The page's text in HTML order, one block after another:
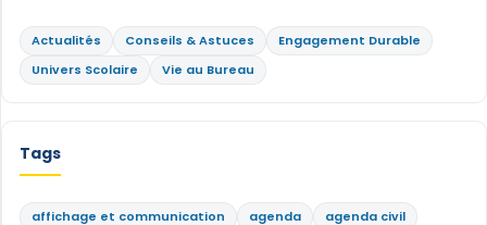
Actualités Conseils & Astuces
Engagement Durable
Univers Scolaire
Vie au Bureau
Tags
affichage et communication agenda
agenda civil